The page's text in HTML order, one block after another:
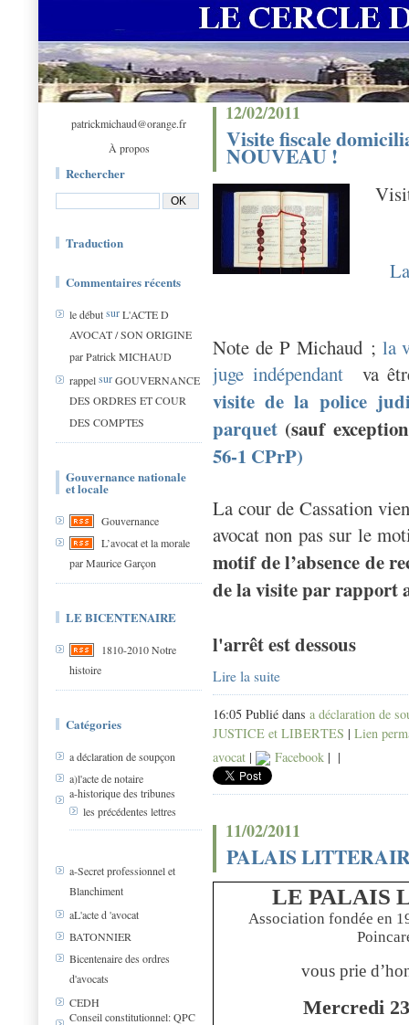
patrickmichaud@orange.fr
À propos
Rechercher
Traduction
Commentaires récents
le débutsurL'ACTE D
AVOCAT / SON ORIGINE
par Patrick MICHAUD
rappelsurGOUVERNANCE
DES ORDRES ET COUR
DES COMPTES
Gouvernance nationale
et locale
Gouvernance
L’avocat et la morale
par Maurice Garçon
LE BICENTENAIRE
1810-2010 Notre
histoire
Catégories
a déclaration de soupçon
a)l'acte de notaire
a-historique des tribunes
les précédentes lettres
a-Secret professionnel et
Blanchiment
aL'acte d 'avocat
BATONNIER
Bicentenaire des ordres
d'avocats
CEDH
Conseil constitutionnel: QPC
12/02/2011
Visite fiscale
NOUVEAU !
Note de P Michaud ; la
juge indépendantva être
visite de la police
parquet (sauf
56-1 CPrP)
La cour de Cassation
avocat non pas sur le
motif de l’absence de
de la visite par rapport
l'arrêt est dessous
Lire la suite
16:05 Publié dans a déclaration de
JUSTICE et LIBERTES | Lien
avocat | Facebook | |
11/02/2011
PALAIS
LE PALAIS
Association fondée en
vous prie
Mercredi